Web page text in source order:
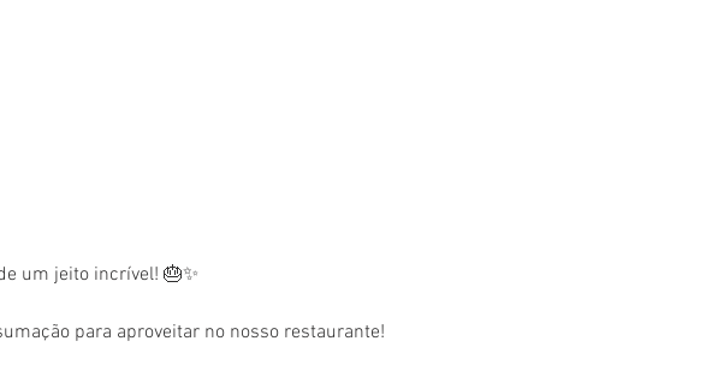
um jeito incrível! 🎂✨
para aproveitar no nosso restaurante!